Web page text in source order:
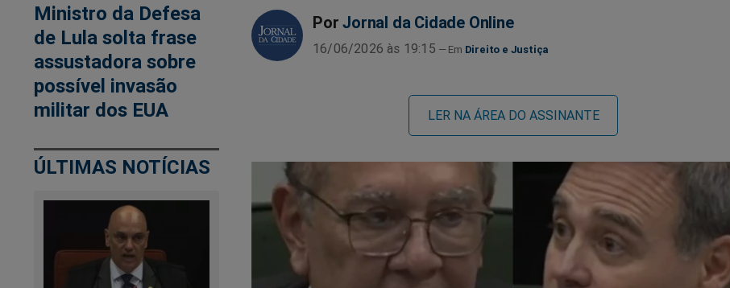
Ministro da Defesa
de Lula solta frase
assustadora sobre
possível invasão
militar dos EUA
ÚLTIMAS NOTÍCIAS
Por Jornal da Cidade Online
16/06/2026 às 19:15 Direito e Justiça
LER NA ÁREA DO ASSINANTE